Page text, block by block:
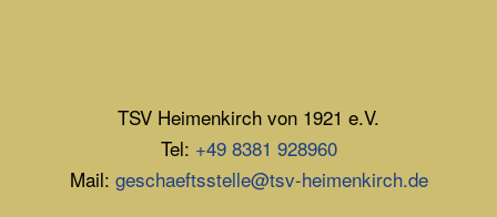
TSV Heimenkirch von 1921 e.V.
Tel: +49 8381 928960
Mail: geschaeftsstelle@tsv-heimenkirch.de